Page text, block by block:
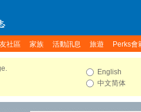
社區 家族 活動訊息 旅遊 Perks會
English
中文简体